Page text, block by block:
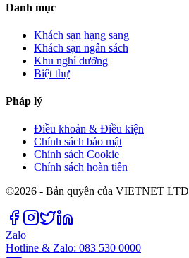
Danh mục
Khách sạn hạng sang
Khách sạn ngân sách
Khu nghỉ dưỡng
Biệt thự
Pháp lý
Điều khoản & Điều kiện
Chính sách bảo mật
Chính sách Cookie
Chính sách hoàn tiền
©2026 - Bản quyền của VIETNET LTD
Zalo
Hotline & Zalo: 083 530 0000